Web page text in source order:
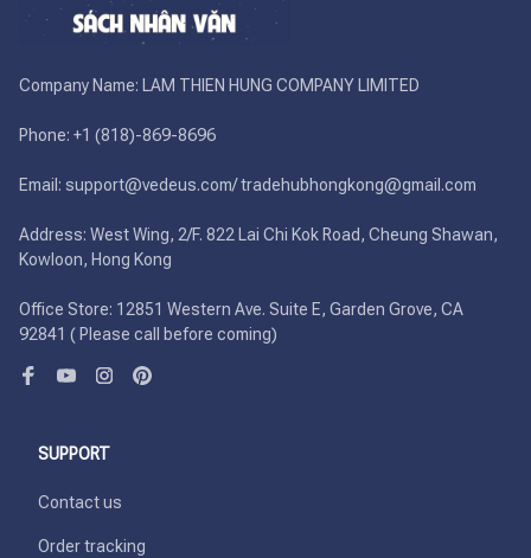
Company Name: LAM THIEN HUNG COMPANY LIMITED
Phone: +1 (818)-869-8696
Email: support@vedeus.com/ tradehubhongkong@gmail.com
Address: West Wing, 2/F. 822 Lai Chi Kok Road, Cheung Shawan,
Kowloon, Hong Kong
Office Store: 12851 Western Ave. Suite E, Garden Grove, CA
92841 ( Please call before coming)
SUPPORT
Contact us
Order tracking